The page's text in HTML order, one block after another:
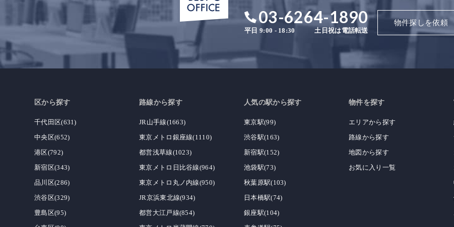
03-6264-1890
平日 9:00 - 18:30 土日祝は電話転送
物件探しを依頼
区から探す
千代田区(631)
中央区(652)
港区(792)
新宿区(343)
品川区(286)
渋谷区(329)
豊島区(95)
路線から探す
JR山手線(1663)
東京メトロ銀座線(1110)
都営浅草線(1023)
東京メトロ日比谷線(964)
東京メトロ丸ノ内線(950)
JR京浜東北線(934)
都営大江戸線(854)
人気の駅から探す
東京駅(99)
渋谷駅(163)
新宿駅(152)
池袋駅(73)
秋葉原駅(103)
日本橋駅(74)
銀座駅(104)
物件を探す
エリアから探す
路線から探す
地図から探す
お気に入り一覧